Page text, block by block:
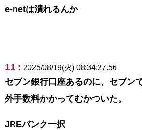
e-netは潰れるんか
11 : 2025/08/19(火) 08:34:27.56
セブン銀行口座あるのに、セブン
外手数料かかってむかついた。
JREバンク一択